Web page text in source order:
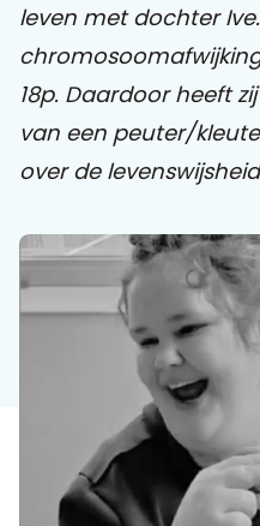
Praat mee
leven met dochter
18p. Daardoor heeft
van een peuter/
over de